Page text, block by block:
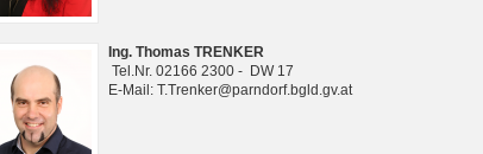
Ing. Thomas TRENKER
Tel.Nr. 02166 2300 - DW 17
E-Mail: T.Trenker@parndorf.bgld.gv.at